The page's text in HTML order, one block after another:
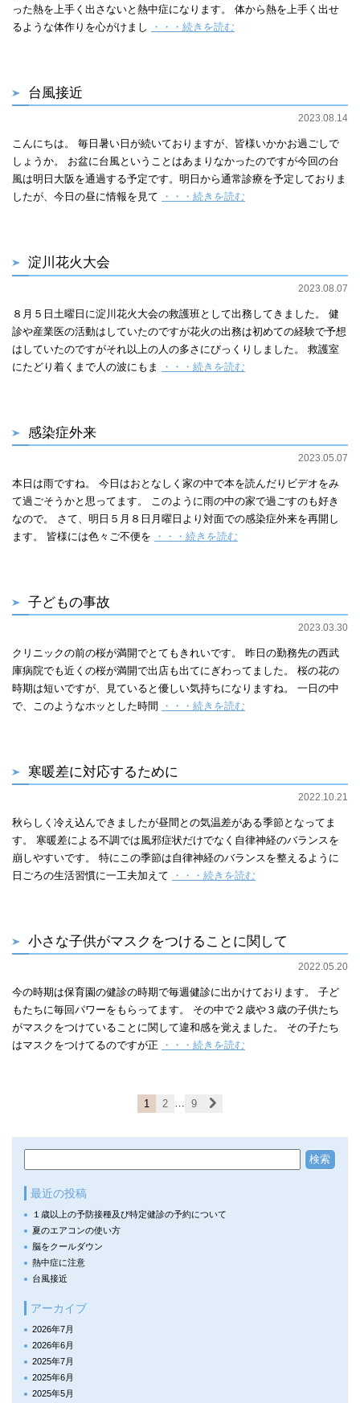
った熱を上手く出さないと熱中症になります。 体から熱を上手く出せ
るような体作りを心がけまし
・・・続きを読む
台風接近
2023.08.14
こんにちは。 毎日暑い日が続いておりますが、皆様いかかお過ごしで
しょうか。 お盆に台風ということはあまりなかったのですが今回の台
風は明日大阪を通過する予定です。明日から通常診療を予定しておりま
したが、今日の昼に情報を見て
・・・続きを読む
淀川花火大会
2023.08.07
８月５日土曜日に淀川花火大会の救護班として出務してきました。 健
診や産業医の活動はしていたのですが花火の出務は初めての経験で予想
はしていたのですがそれ以上の人の多さにびっくりしました。 救護室
にたどり着くまで人の波にもま
・・・続きを読む
感染症外来
2023.05.07
本日は雨ですね。 今日はおとなしく家の中で本を読んだりビデオをみ
て過ごそうかと思ってます。 このように雨の中の家で過ごすのも好き
なので。 さて、明日５月８日月曜日より対面での感染症外来を再開し
ます。 皆様には色々ご不便を
・・・続きを読む
子どもの事故
2023.03.30
クリニックの前の桜が満開でとてもきれいです。 昨日の勤務先の西武
庫病院でも近くの桜が満開で出店も出てにぎわってました。 桜の花の
時期は短いですが、見ていると優しい気持ちになりますね。 一日の中
で、このようなホッとした時間
・・・続きを読む
寒暖差に対応するために
2022.10.21
秋らしく冷え込んできましたが昼間との気温差がある季節となってま
す。 寒暖差による不調では風邪症状だけでなく自律神経のバランスを
崩しやすいです。 特にこの季節は自律神経のバランスを整えるように
日ごろの生活習慣に一工夫加えて
・・・続きを読む
小さな子供がマスクをつけることに関して
2022.05.20
今の時期は保育園の健診の時期で毎週健診に出かけております。 子ど
もたちに毎回パワーをもらってます。 その中で２歳や３歳の子供たち
がマスクをつけていることに関して違和感を覚えました。 その子たち
はマスクをつけてるのですが正
・・・続きを読む
1 2 9
最近の投稿
１歳以上の予防接種及び特定健診の予約について
夏のエアコンの使い方
脳をクールダウン
熱中症に注意
台風接近
アーカイブ
2026年7月
2026年6月
2025年7月
2025年6月
2025年5月